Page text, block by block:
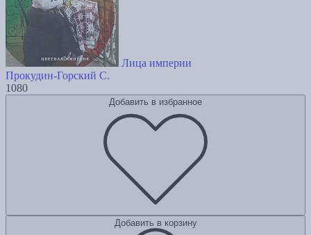
Лица империи
Прокудин-Горский С.
1080
Добавить в избранное
Добавить в корзину